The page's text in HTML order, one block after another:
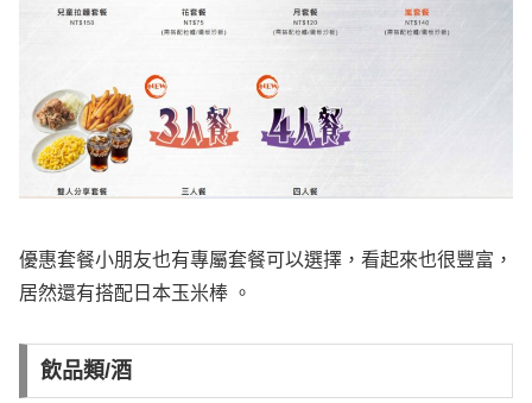
優惠套餐小朋友也有專屬套餐可以選擇，看起來也很豐富，
居然還有搭配日本玉米棒 。
飲品類/酒